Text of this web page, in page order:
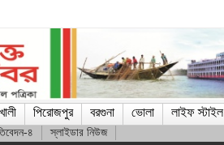
পিরোজপুর বরগুনা ভোলা লাইফ স্টাইল
৪ স্লাইডার নিউজ